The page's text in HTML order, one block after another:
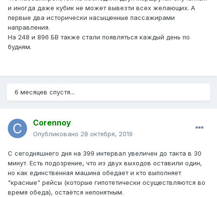
и иногда даже кубик не может вывезти всех желающих. А
первые два исторически насыщенные пассажирами
направления.
На 248 и 896 БВ также стали появляться каждый день по
будням.
6 месяцев спустя...
Corennoy
Опубликовано 28 октября, 2019
С сегодняшнего дня на 399 интервал увеличен до такта в 30
минут. Есть подозрение, что из двух выходов оставили один,
но как единственная машина обедает и кто выполняет
"красные" рейсы (которые гипотетически осуществляются во
время обеда), остаётся непонятным.